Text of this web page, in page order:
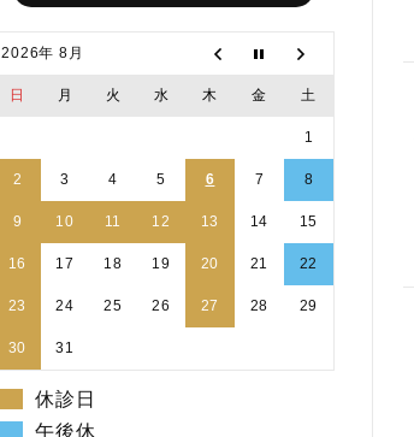
2026年 8月
日 月 火 水 木 金 土
1
2 3 4 5 6 7 8
9 10 11 12 13 14 15
16 17 18 19 20 21 22
23 24 25 26 27 28 29
30 31
休診日
午後休